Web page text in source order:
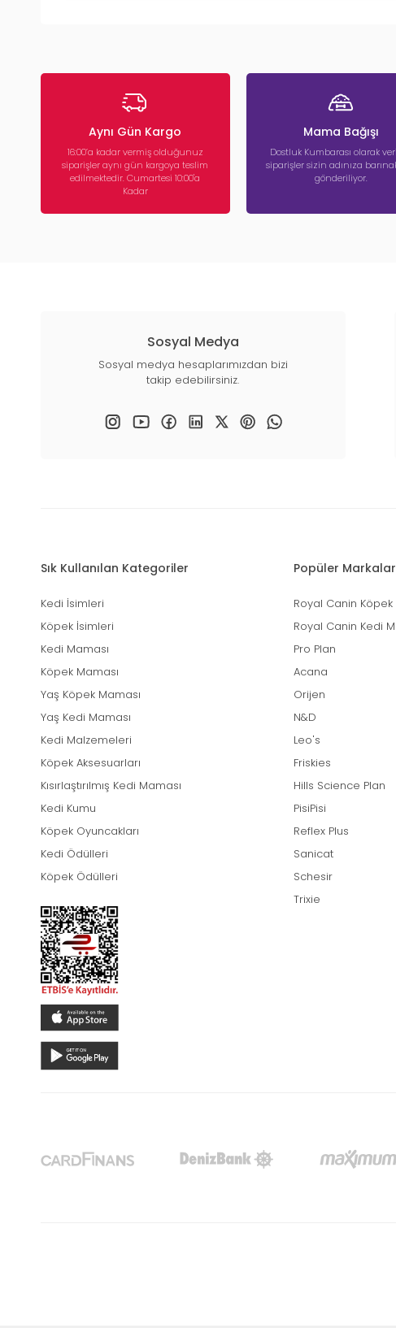
Aynı Gün Kargo
16:00’a kadar vermiş olduğunuz
siparişler aynı gün kargoya teslim
edilmektedir. Cumartesi 10:00'a
Kadar
Mama Bağışı
Dostluk Kumbarası olarak
siparişler sizin adınıza
gönderiliyor.
Sosyal Medya
Sosyal medya hesaplarımızdan bizi
takip edebilirsiniz.
Sık Kullanılan Kategoriler
Kedi İsimleri
Köpek İsimleri
Kedi Maması
Köpek Maması
Yaş Köpek Maması
Yaş Kedi Maması
Kedi Malzemeleri
Köpek Aksesuarları
Kısırlaştırılmış Kedi Maması
Kedi Kumu
Köpek Oyuncakları
Kedi Ödülleri
Köpek Ödülleri
Popüler Markalar
Royal Canin Köpek
Royal Canin Kedi
Pro Plan
Acana
Orijen
N&D
Leo's
Friskies
Hills Science Plan
PisiPisi
Reflex Plus
Sanicat
Schesir
Trixie